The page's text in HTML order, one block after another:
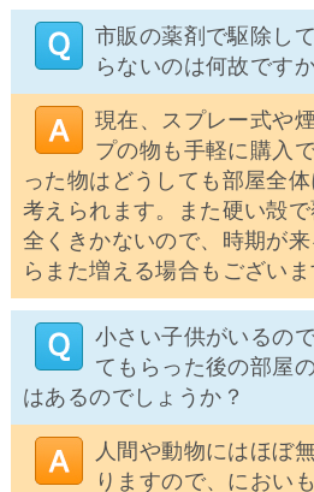
市販の薬剤で駆除し
らないのは何故です
現在、スプレー式や
プの物も手軽に購入
った物はどうしても部屋全
考えられます。また硬い殻
全くきかないので、時期が
らまた増える場合もございま
小さい子供がいるの
てもらった後の部屋
はあるのでしょうか？
人間や動物にはほぼ
りますので、におい